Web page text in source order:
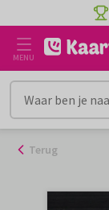
naar
inhoud
MENU
Terug